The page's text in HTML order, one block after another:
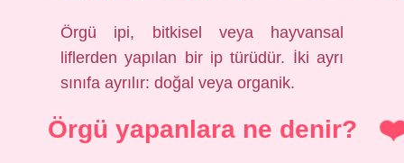
Örgü ipi, bitkisel veya hayvansal
liflerden yapılan bir ip türüdür. İki ayrı
sınıfa ayrılır: doğal veya organik.
Örgü yapanlara ne denir?